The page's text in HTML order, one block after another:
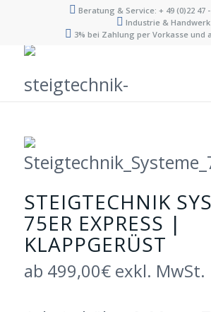
Beratung & Service: + 49 (0)22 47 -
Industrie & Handwerk
3% bei Zahlung per Vorkasse und
STEIGTECHNIK
75ER EXPRESS |
KLAPPGERÜST
ab 499,00€ exkl. MwSt.